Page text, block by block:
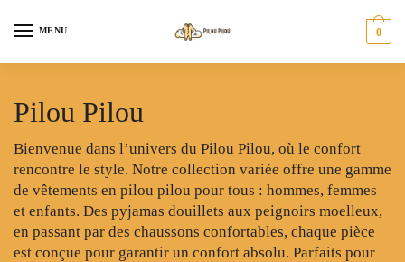
MENU 0
Pilou Pilou
Bienvenue dans l’univers du Pilou Pilou, où le confort
rencontre le style. Notre collection variée offre une gamme
de vêtements en pilou pilou pour tous : hommes, femmes
et enfants. Des pyjamas douillets aux peignoirs moelleux,
en passant par des chaussons confortables, chaque pièce
est conçue pour garantir un confort absolu. Parfaits pour